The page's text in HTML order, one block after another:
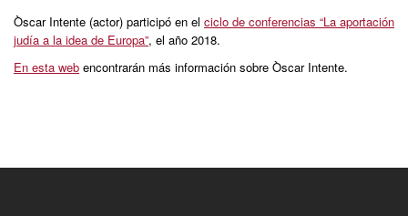
Òscar Intente (actor) participó en el ciclo de conferencias “La aportación
judía a la idea de Europa”, el año 2018.
En esta web encontrarán más información sobre Òscar Intente.